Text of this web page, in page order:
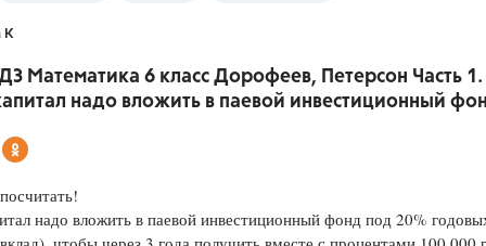
Школа
Разумовская М.М., Габриелян
К
Математика 6 класс Дорофеев, Петерсон Часть 1.
надо вложить в паевой инвестиционный
надо вложить в паевой инвестиционный фонд под 20%